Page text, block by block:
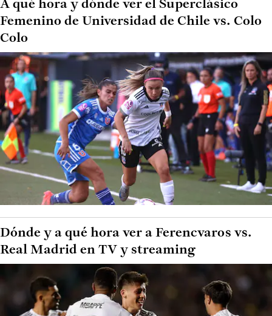
A qué hora y dónde ver el Superclásico
Femenino de Universidad de Chile vs. Colo
Colo
Dónde y a qué hora ver a Ferencvaros vs.
Real Madrid en TV y streaming